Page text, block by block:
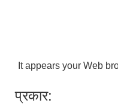
It appears your Web
प्रकार: